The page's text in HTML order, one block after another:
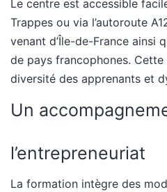
Le centre est accessible
Trappes ou via l’autoroute
venant d’Île-de-France ainsi
de pays francophones.
diversité des apprenants et
Un
l’entrepreneuriat
La formation intègre des